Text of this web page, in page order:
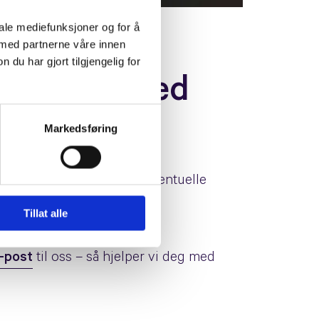
mediefunksjoner og for å
partnerne våre innen
du har gjort tilgjengelig for
Markedsføring
Tillat alle
legges ned
kunde betyr dette at eventuelle
til
post til oss – så hjelper vi deg med